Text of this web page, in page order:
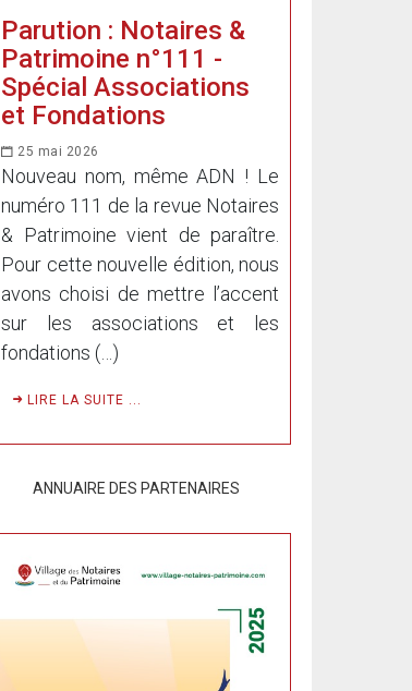
Parution : Notaires &
Patrimoine n°111 -
Spécial Associations
et Fondations
25 mai 2026
Nouveau nom, même ADN ! Le
numéro 111 de la revue Notaires
& Patrimoine vient de paraître.
Pour cette nouvelle édition, nous
avons choisi de mettre l’accent
sur les associations et les
fondations (…)
LIRE LA SUITE ...
ANNUAIRE DES PARTENAIRES